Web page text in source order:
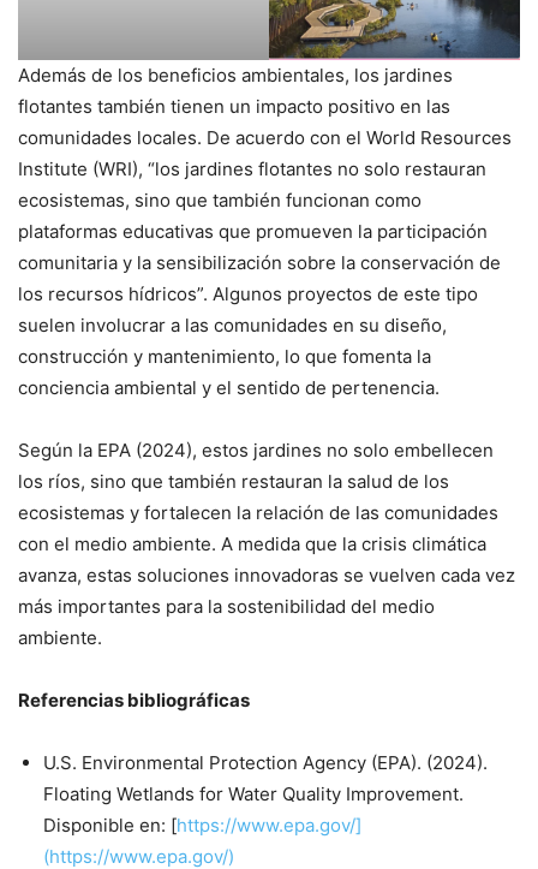
Además de los beneficios ambientales, los jardines
flotantes también tienen un impacto positivo en las
comunidades locales. De acuerdo con el World Resources
Institute (WRI), “los jardines flotantes no solo restauran
ecosistemas, sino que también funcionan como
plataformas educativas que promueven la participación
comunitaria y la sensibilización sobre la conservación de
los recursos hídricos”. Algunos proyectos de este tipo
suelen involucrar a las comunidades en su diseño,
construcción y mantenimiento, lo que fomenta la
conciencia ambiental y el sentido de pertenencia.
Según la EPA (2024), estos jardines no solo embellecen
los ríos, sino que también restauran la salud de los
ecosistemas y fortalecen la relación de las comunidades
con el medio ambiente. A medida que la crisis climática
avanza, estas soluciones innovadoras se vuelven cada vez
más importantes para la sostenibilidad del medio
ambiente.
Referencias bibliográficas
U.S. Environmental Protection Agency (EPA). (2024).
Floating Wetlands for Water Quality Improvement.
Disponible en: [https://www.epa.gov/]
(https://www.epa.gov/)